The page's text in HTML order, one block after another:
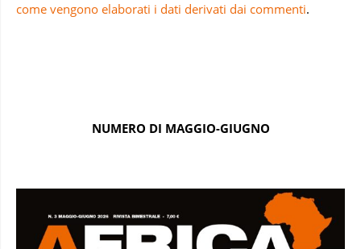
come vengono elaborati i dati derivati dai commenti.
NUMERO DI MAGGIO-GIUGNO